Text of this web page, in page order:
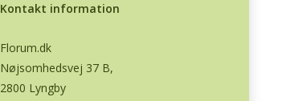
Kontakt information
Florum.dk
Nøjsomhedsvej 37 B,
2800 Lyngby